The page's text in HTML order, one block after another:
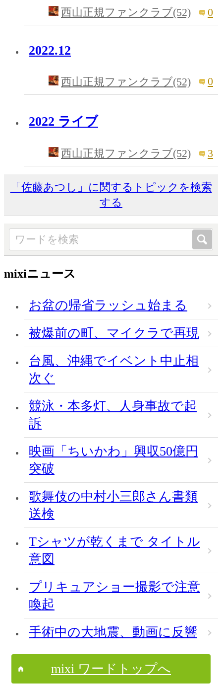
西山正規ファンクラブ(52) 0
2022.12
西山正規ファンクラブ(52) 0
2022 ライブ
西山正規ファンクラブ(52) 3
「佐藤あつし」に関するトピックを検索
する
mixiニュース
お盆の帰省ラッシュ始まる
被爆前の町、マイクラで再現
台風、沖縄でイベント中止相
次ぐ
競泳・本多灯、人身事故で起
訴
映画「ちいかわ」興収50億円
突破
歌舞伎の中村小三郎さん書類
送検
Tシャツが乾くまで タイトル
意図
プリキュアショー撮影で注意
喚起
手術中の大地震、動画に反響
mixi ワードトップへ